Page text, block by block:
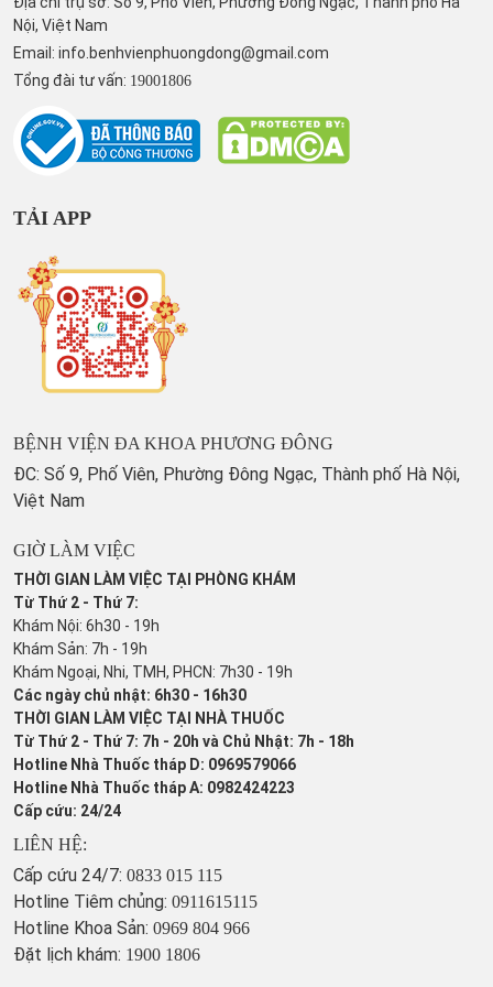
Nội, Việt Nam
Email: info.benhvienphuongdong@gmail.com
Tổng đài tư vấn: 19001806
TẢI APP
BỆNH VIỆN ĐA KHOA PHƯƠNG ĐÔNG
ĐC: Số 9, Phố Viên, Phường Đông Ngạc, Thành phố Hà Nội,
Việt Nam
GIỜ LÀM VIỆC
THỜI GIAN LÀM VIỆC TẠI PHÒNG KHÁM
Từ Thứ 2 - Thứ 7:
Khám Nội: 6h30 - 19h
Khám Sản: 7h - 19h
Khám Ngoại, Nhi, TMH, PHCN: 7h30 - 19h
Các ngày chủ nhật: 6h30 - 16h30
THỜI GIAN LÀM VIỆC TẠI NHÀ THUỐC
Từ Thứ 2 - Thứ 7: 7h - 20h và Chủ Nhật: 7h - 18h
Hotline Nhà Thuốc tháp D: 0969579066
Hotline Nhà Thuốc tháp A: 0982424223
Cấp cứu: 24/24
LIÊN HỆ:
Cấp cứu 24/7: 0833 015 115
Hotline Tiêm chủng: 0911615115
Hotline Khoa Sản: 0969 804 966
Đặt lịch khám: 1900 1806